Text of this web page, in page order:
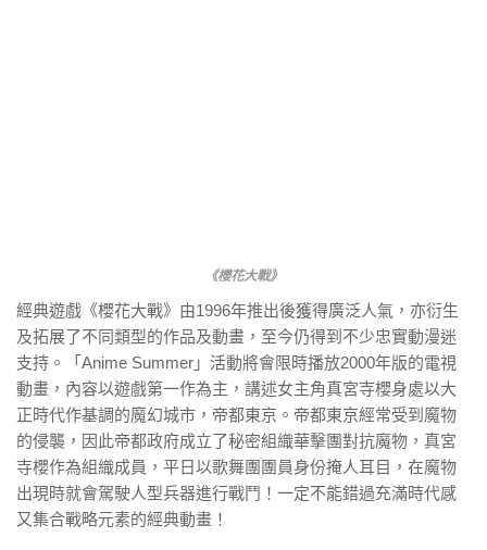
《櫻花大戰》
經典遊戲《櫻花大戰》由1996年推出後獲得廣泛人氣，亦衍生
及拓展了不同類型的作品及動畫，至今仍得到不少忠實動漫迷
支持。「Anime Summer」活動將會限時播放2000年版的電視
動畫，內容以遊戲第一作為主，講述女主角真宮寺櫻身處以大
正時代作基調的魔幻城市，帝都東京。帝都東京經常受到魔物
的侵襲，因此帝都政府成立了秘密組織華擊團對抗魔物，真宮
寺櫻作為組織成員，平日以歌舞團團員身份掩人耳目，在魔物
出現時就會駕駛人型兵器進行戰鬥！一定不能錯過充滿時代感
又集合戰略元素的經典動畫！